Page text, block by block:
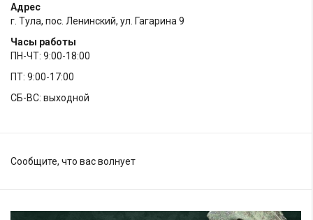
Адрес
г. Тула, пос. Ленинский, ул. Гагарина 9
Часы работы
ПН-ЧТ: 9:00-18:00
ПТ: 9:00-17:00
СБ-ВС: выходной
Сообщите, что вас волнует